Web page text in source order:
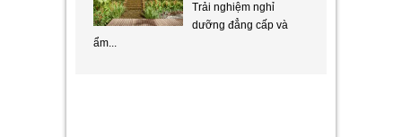
Trải nghiệm nghỉ
dưỡng đẳng cấp và
ẩm...